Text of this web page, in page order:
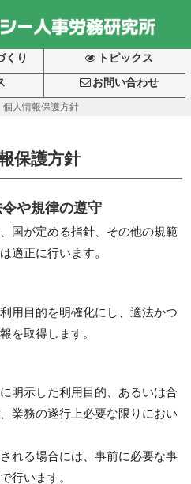
くり トピックス
お問い合わせ
個人情報保護方針
保護方針
や規律の遵守
国が定める指針、その他の規範
適正に行います。
用目的を明確化にし、適法かつ
を取得します。
明示した利用目的、あるいは合
業務の遂行上必要な限りにおい
れる場合には、事前に必要な事
行います。